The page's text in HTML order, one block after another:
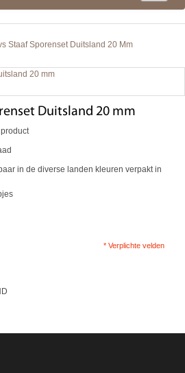
Staaf Sporenset Duitsland 20 Mm
Duitsland 20 mm
in de diverse landen kleuren verpakt in
* Verplichte velden